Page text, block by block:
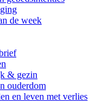
de week
& gezin
ouderdom
en leven met verlies